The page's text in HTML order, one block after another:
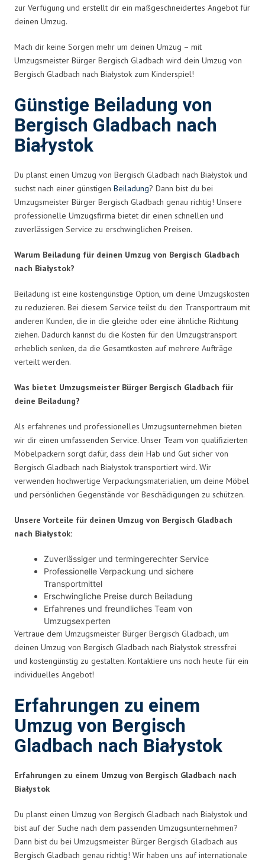
zur Verfügung und erstellt dir ein maßgeschneidertes Angebot für
deinen Umzug.
Mach dir keine Sorgen mehr um deinen Umzug – mit
Umzugsmeister Bürger Bergisch Gladbach wird dein Umzug von
Bergisch Gladbach nach Białystok zum Kinderspiel!
Günstige Beiladung von
Bergisch Gladbach nach
Białystok
Du planst einen Umzug von Bergisch Gladbach nach Białystok und
suchst nach einer günstigen Beiladung? Dann bist du bei
Umzugsmeister Bürger Bergisch Gladbach genau richtig! Unsere
professionelle Umzugsfirma bietet dir einen schnellen und
zuverlässigen Service zu erschwinglichen Preisen.
Warum Beiladung für deinen Umzug von Bergisch Gladbach
nach Białystok?
Beiladung ist eine kostengünstige Option, um deine Umzugskosten
zu reduzieren. Bei diesem Service teilst du den Transportraum mit
anderen Kunden, die in die gleiche oder eine ähnliche Richtung
ziehen. Dadurch kannst du die Kosten für den Umzugstransport
erheblich senken, da die Gesamtkosten auf mehrere Aufträge
verteilt werden.
Was bietet Umzugsmeister Bürger Bergisch Gladbach für
deine Beiladung?
Als erfahrenes und professionelles Umzugsunternehmen bieten
wir dir einen umfassenden Service. Unser Team von qualifizierten
Möbelpackern sorgt dafür, dass dein Hab und Gut sicher von
Bergisch Gladbach nach Białystok transportiert wird. Wir
verwenden hochwertige Verpackungsmaterialien, um deine Möbel
und persönlichen Gegenstände vor Beschädigungen zu schützen.
Unsere Vorteile für deinen Umzug von Bergisch Gladbach
nach Białystok:
Zuverlässiger und termingerechter Service
Professionelle Verpackung und sichere
Transportmittel
Erschwingliche Preise durch Beiladung
Erfahrenes und freundliches Team von
Umzugsexperten
Vertraue dem Umzugsmeister Bürger Bergisch Gladbach, um
deinen Umzug von Bergisch Gladbach nach Białystok stressfrei
und kostengünstig zu gestalten. Kontaktiere uns noch heute für ein
individuelles Angebot!
Erfahrungen zu einem
Umzug von Bergisch
Gladbach nach Białystok
Erfahrungen zu einem Umzug von Bergisch Gladbach nach
Białystok
Du planst einen Umzug von Bergisch Gladbach nach Białystok und
bist auf der Suche nach dem passenden Umzugsunternehmen?
Dann bist du bei Umzugsmeister Bürger Bergisch Gladbach aus
Bergisch Gladbach genau richtig! Wir haben uns auf internationale